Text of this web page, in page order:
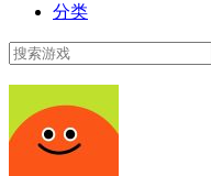
分类